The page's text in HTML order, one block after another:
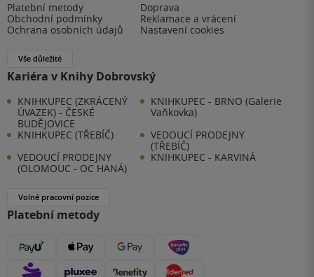
Platební metody
Doprava
Obchodní podmínky
Reklamace a vrácení
Ochrana osobních údajů
Nastavení cookies
Vše důležité
Kariéra v Knihy Dobrovský
KNIHKUPEC (ZKRÁCENÝ
ÚVAZEK) - ČESKÉ
BUDĚJOVICE
KNIHKUPEC - BRNO (Galerie
Vaňkovka)
KNIHKUPEC (TŘEBÍČ)
VEDOUCÍ PRODEJNY
(TŘEBÍČ)
VEDOUCÍ PRODEJNY
(OLOMOUC - OC HANÁ)
KNIHKUPEC - KARVINÁ
Volné pracovní pozice
Platební metody